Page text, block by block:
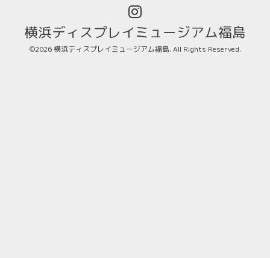
横浜ディスプレイミュージアム福島
©2026横浜ディスプレイミュージアム福島. All Rights Reserved.